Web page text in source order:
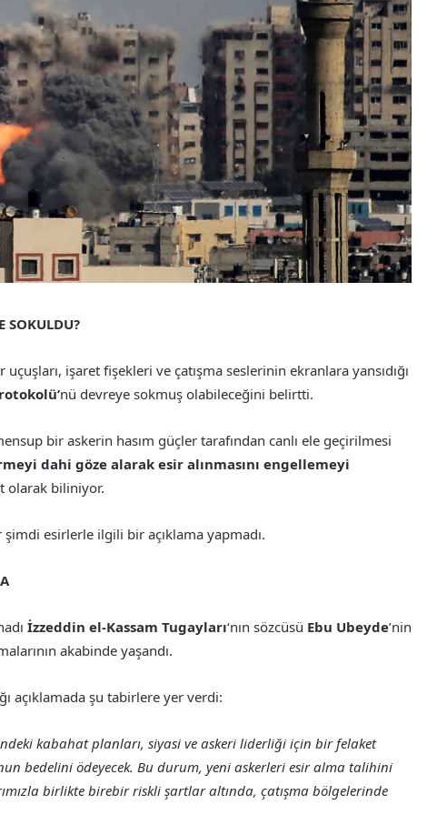
SOKULDU?
işaret fişekleri ve çatışma seslerinin ekranlara yansıdığı
nü devreye sokmuş olabileceğini belirtti.
bir askerin hasım güçler tarafından canlı ele geçirilmesi
dahi göze alarak esir alınmasını engellemeyi
olarak biliniyor.
esirlerle ilgili bir açıklama yapmadı.
İzzeddin el-Kassam Tugayları‘nın sözcüsü Ebu Ubeyde’nin
akabinde yaşandı.
açıklamada şu tabirlere yer verdi:
kabahat planları, siyasi ve askeri liderliği için bir felaket
bedelini ödeyecek. Bu durum, yeni askerleri esir alma talihini
birlikte birebir riskli şartlar altında, çatışma bölgelerinde